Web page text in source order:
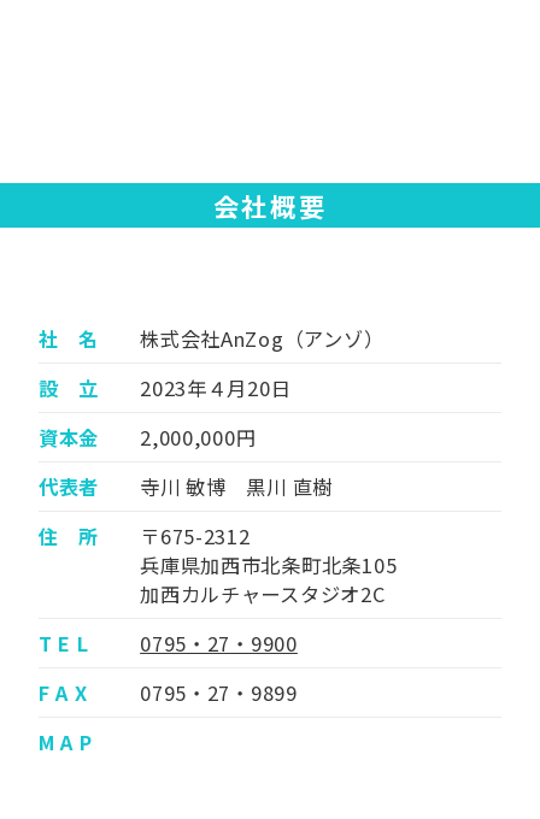
会社概要
社 名
株式会社AnZog（アンゾ）
設 立
2023年４月20日
資本金
2,000,000円
代表者
寺川 敏博 黒川 直樹
住 所
〒675-2312
兵庫県加西市北条町北条105
加西カルチャースタジオ2C
T E L
0795・27・9900
F A X
0795・27・9899
M A P